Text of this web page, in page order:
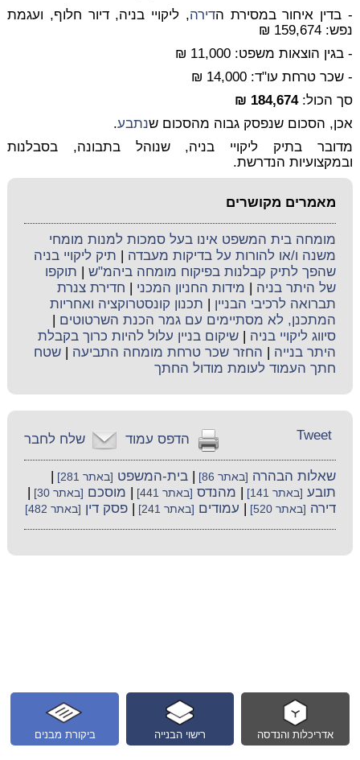
- בדין איחור במסירת הדירה, ליקויי בניה, דיור חלוף, ועגמת
נפש: 159,674 ₪
- בגין הוצאות משפט: 11,000 ₪
- שכר טרחת עו"ד: 14,000 ₪
סך הכול:184,674 ₪
אכן, הסכום שנפסק גבוה מהסכום שנתבע.
מדובר בתיק ליקויי בניה, שנוהל בתבונה, בסבלנות
ובמקצועיות הנדרשת.
מאמרים מקושרים
מומחה בית המשפט אינו בעל סמכות למנות מומחי
משנה ו/או להורות על בדיקות מעבדה
תיק ליקויי בניה
שהפך לתיק קבלנות בפיקוח מומחה ביהמ"ש
תוקפו
של היתר בניה
מידות החניון המכני
חדירת צנרת
תברואה לרכיבי הבניין
תכנון קונסטרוקציה ואחריות
המתכנן, לא מסתיימים עם גמר הכנת השרטוטים
סיווג ליקויי בניה |שיקום בניין עלול להיות כרוך בקבלת
היתר בנייה
החזר שכר טרחת מומחה התביעה |שטח
חתך העמוד לעומת מודול החתך
שלח לחבר הדפס עמוד Tweet
שאלות הבהרה [באתר 86] |בית-המשפט [באתר 281]
תובע [באתר 141] מהנדס [באתר 441] מוסכם [באתר 30]
דירה [באתר 520] עמודים [באתר 241] |פסק דין [באתר 482]
ביקורת מבנים רישוי הבנייה אדריכלות והנדסה